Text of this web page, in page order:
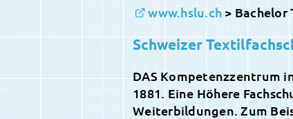
www.hslu.ch > Bachelor
Schweizer
DAS Kompetenzzentrum
1881. Eine Höhere
Weiterbildungen. Zum